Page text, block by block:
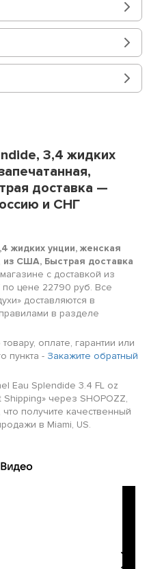
3,4 жидких
доставка —
и СНГ
жидких унции, женская
из США, Быстрая доставка
с доставкой из
по цене 22790 руб. Все
доставляются в
в разделе
оплате, гарантии или
пункта - Закажите обратный
Eau Splendide 3.4 FL oz
через SHOPOZZ,
получите качественный
в Miami, US.